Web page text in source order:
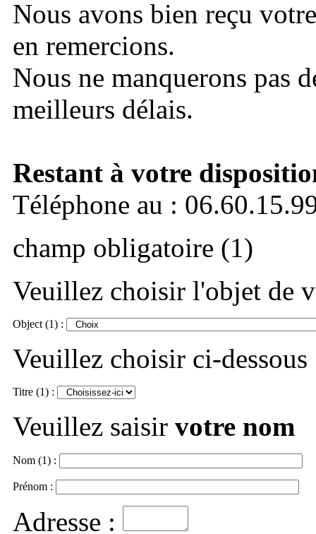
Nous avons bien reçu
en remercions.
Nous ne manquerons pas
meilleurs délais.
Restant à votre
Téléphone au :
champ obligatoire (1)
Veuillez choisir l'objet de
Object (1) :
Veuillez choisir ci-dessous
Titre (1) :
Veuillez saisir votre nom
Nom (1) :
Prénom :
Adresse :